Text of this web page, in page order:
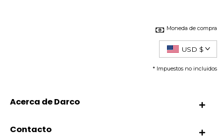
Moneda de compra
USD $
* Impuestos no incluidos
Acerca de Darco
Contacto